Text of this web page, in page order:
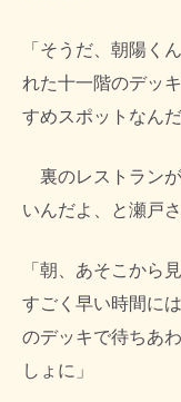
「そうだ、朝陽く
れた十一階のデッ
すめスポットなんだ
裏のレストラン
いんだよ、と瀬戸
「朝、あそこか
すごく早い時間に
のデッキで待ちあ
しょに」